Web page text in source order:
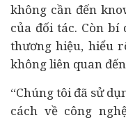
không cần đến
của đối tác. Còn bí
thương hiệu, hiểu
không liên quan
“Chúng tôi đã sử
cách về công